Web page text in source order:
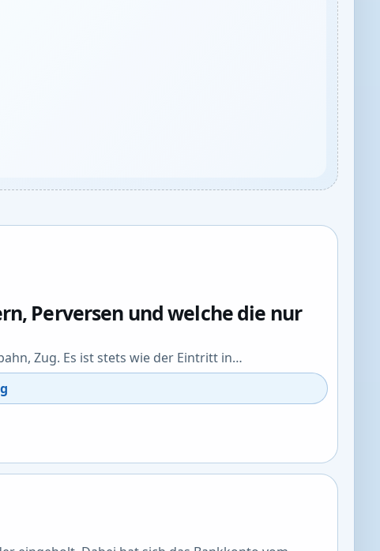
Perversen und welche die nur
Zug. Es ist stets wie der Eintritt in…